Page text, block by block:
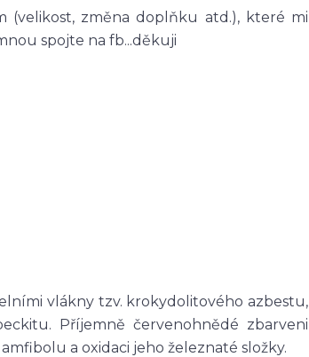
(velikost, změna doplňku atd.), které mi
spojte na fb...děkuji
vlákny tzv. krokydolitového azbestu,
Příjemně červenohnědé zbarveni
a oxidaci jeho železnaté složky.